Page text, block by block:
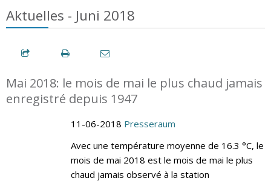
Aktuelles - Juni 2018
Mai 2018: le mois de mai le plus chaud jamais
enregistré depuis 1947
11-06-2018 Presseraum
Avec une température moyenne de 16.3 °C, le
mois de mai 2018 est le mois de mai le plus
chaud jamais observé à la station